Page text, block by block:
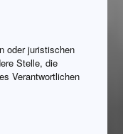
oder juristischen
Stelle, die
Verantwortlichen